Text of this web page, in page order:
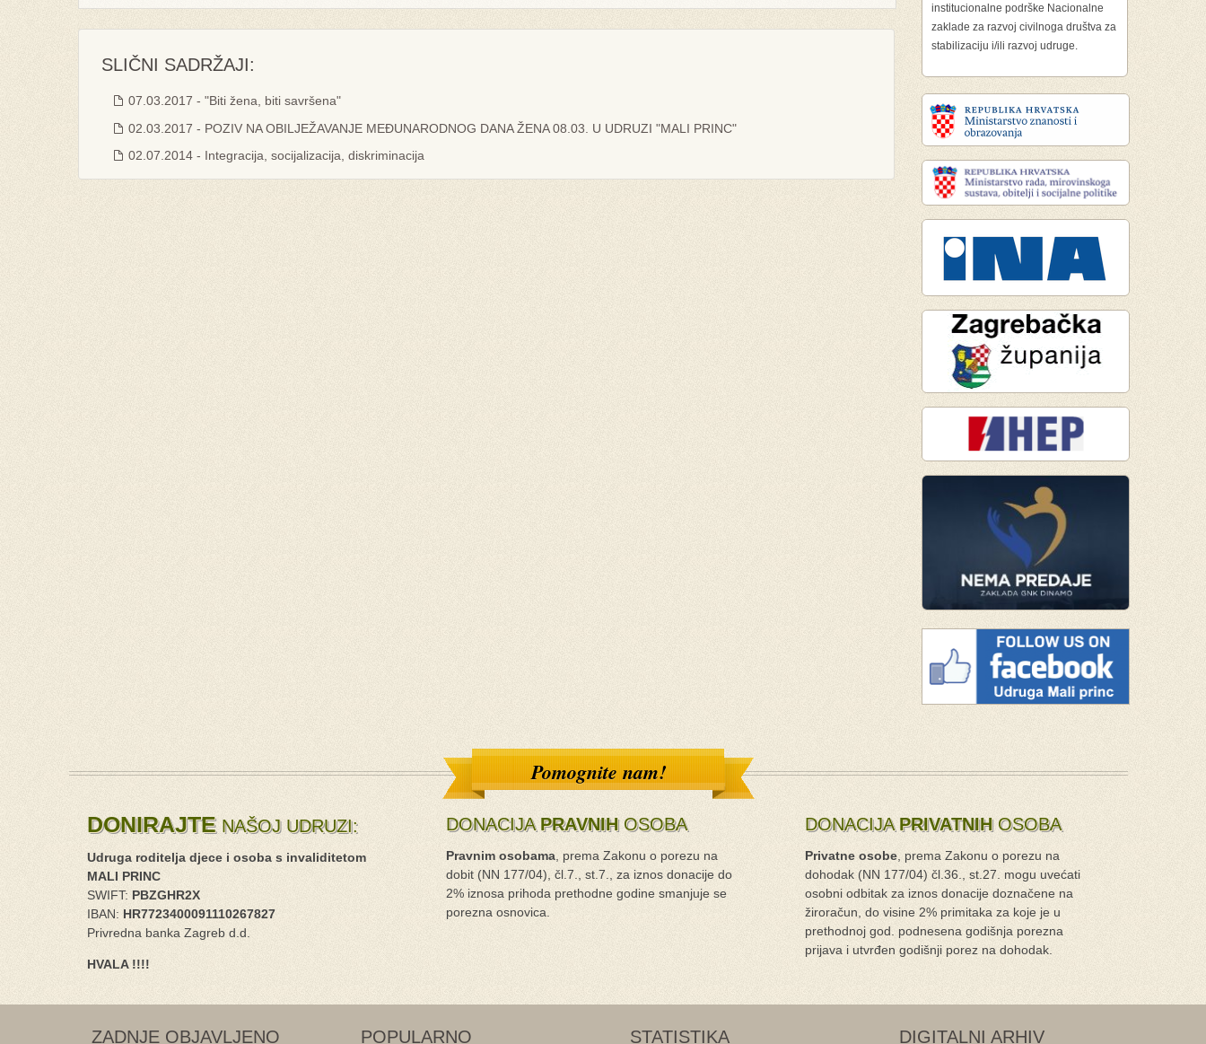
SLIČNI SADRŽAJI:
07.03.2017 - "Biti žena, biti savršena"
02.03.2017 - POZIV NA OBILJEŽAVANJE MEĐUNARODNOG DANA ŽENA 08.03. U UDRUZI "MALI PRINC"
02.07.2014 - Integracija, socijalizacija, diskriminacija
institucionalne podrške Nacionalne
zaklade za razvoj civilnoga društva za
stabilizaciju i/ili razvoj udruge.
Pomognite nam!
DONIRAJTE NAŠOJ UDRUZI:
Udruga roditelja djece i osoba s invaliditetom
MALI PRINC
SWIFT: PBZGHR2X
IBAN: HR7723400091110267827
Privredna banka Zagreb d.d.
HVALA !!!!
DONACIJA PRAVNIH OSOBA
Pravnim osobama , prema Zakonu o porezu na
dobit (NN 177/04), čl.7., st.7., za iznos donacije do
2% iznosa prihoda prethodne godine smanjuje se
porezna osnovica.
DONACIJA PRIVATNIH OSOBA
Privatne osobe , prema Zakonu o porezu na
dohodak (NN 177/04) čl.36., st.27. mogu uvećati
osobni odbitak za iznos donacije doznačene na
žiroračun, do visine 2% primitaka za koje je u
prethodnoj god. podnesena godišnja porezna
prijava i utvrđen godišnji porez na dohodak.
ZADNJE OBJAVLJENO POPULARNO STATISTIKA DIGITALNI ARHIV